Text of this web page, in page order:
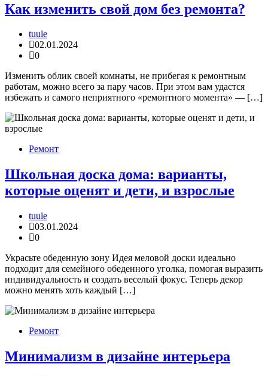
Как изменить свой дом без ремонта?
tuule
02.01.2024
0
Изменить облик своей комнаты, не прибегая к ремонтным
работам, можно всего за пару часов. При этом вам удастся
избежать и самого неприятного «ремонтного момента» — […]
Ремонт
Школьная доска дома: варианты,
которые оценят и дети, и взрослые
tuule
03.01.2024
0
Украсьте обеденную зону Идея меловой доски идеально
подходит для семейного обеденного уголка, помогая выразить
индивидуальность и создать веселый фокус. Теперь декор
можно менять хоть каждый […]
Ремонт
Минимализм в дизайне интерьера